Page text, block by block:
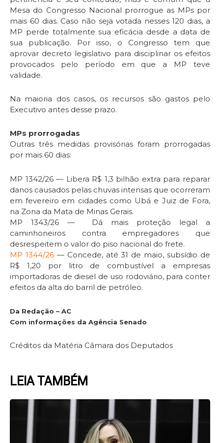
Mesa do Congresso Nacional prorrogue as MPs por
mais 60 dias. Caso não seja votada nesses 120 dias, a
MP perde totalmente sua eficácia desde a data de
sua publicação. Por isso, o Congresso tem que
aprovar decreto legislativo para disciplinar os efeitos
provocados pelo período em que a MP teve
validade.
Na maioria dos casos, os recursos são gastos pelo
Executivo antes desse prazo.
MPs prorrogadas
Outras três medidas provisórias foram prorrogadas
por mais 60 dias:
MP 1342/26 — Libera R$ 1,3 bilhão extra para reparar
danos causados pelas chuvas intensas que ocorreram
em fevereiro em cidades como Ubá e Juiz de Fora,
na Zona da Mata de Minas Gerais.
MP 1343/26 — Dá mais proteção legal a
caminhoneiros contra empregadores que
desrespeitem o valor do piso nacional do frete.
MP 1344/26— Concede, até 31 de maio, subsídio de
R$ 1,20 por litro de combustível a empresas
importadoras de diesel de uso rodoviário, para conter
efeitos da alta do barril de petróleo.
Da Redação – AC
Com informações da Agência Senado
Créditos da Matéria Câmara dos Deputados
LEIA TAMBÉM
Page